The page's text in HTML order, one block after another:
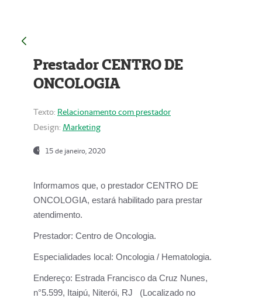
Prestador CENTRO DE
ONCOLOGIA
Texto: Relacionamento com prestador
Design: Marketing
15 de janeiro, 2020
Informamos que, o prestador CENTRO DE
ONCOLOGIA, estará habilitado para prestar
atendimento.
Prestador: Centro de Oncologia.
Especialidades local: Oncologia / Hematologia.
Endereço: Estrada Francisco da Cruz Nunes,
n°5.599, Itaipú, Niterói, RJ (Localizado no